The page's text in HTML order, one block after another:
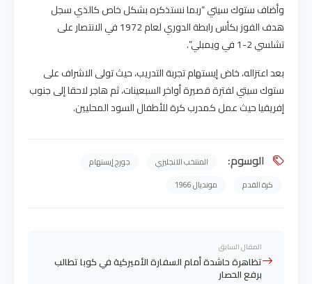
وأضاف ستوك سيتي “ربما نستذكره بشكل خاص كالذي سجل
هدف الفوز بكأس رابطة الدوري لعام 1972 في الانتصار على
تشلسي 2-1 في ويمبلي”.
بعد اعتزاله، خاض إيستهام تجربة التدريب، حيث تولى الاشراف على
ستوك سيتي لفترة قصيرة أواخر السبعينات، ثم هاجر لاحقا إلى جنوب
إفريقيا حيث عمل كمدرب كرة للأطفال السود المحليين.
الوسوم: المنتخب الانجليزي
جورج إيستهام
كرة القدم
مونديال 1966
المقال السابق
تظاهرة حاشدة أمام السفارة الأميركية في كوبا تطالب
برفع الحصار